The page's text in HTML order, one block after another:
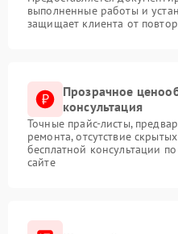
выполненные работы и
защищает клиента от
Прозрачное
консультация
Точные прайс-листы,
ремонта, отсутствие
бесплатной консультации
сайте